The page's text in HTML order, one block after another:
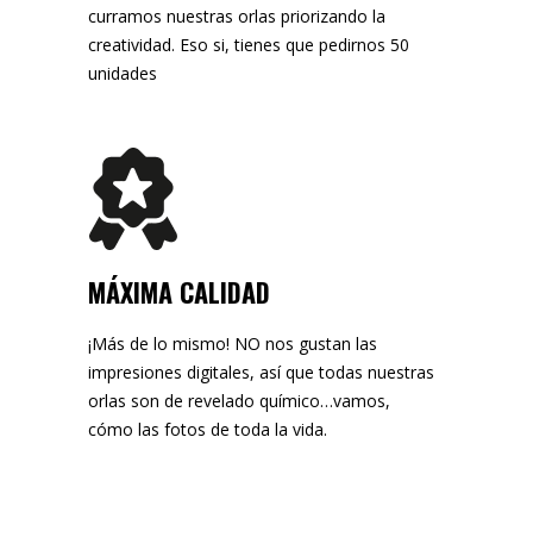
curramos nuestras orlas priorizando la
creatividad. Eso si, tienes que pedirnos 50
unidades
MÁXIMA CALIDAD
¡Más de lo mismo! NO nos gustan las
impresiones digitales, así que todas nuestras
orlas son de revelado químico…vamos,
cómo las fotos de toda la vida.